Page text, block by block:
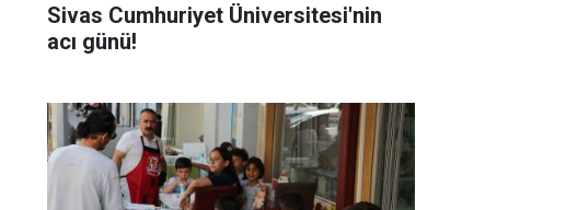
Sivas Cumhuriyet Üniversitesi'nin
acı günü!